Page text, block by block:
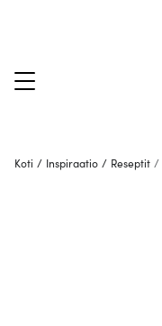
Koti / Inspiraatio / Reseptit /